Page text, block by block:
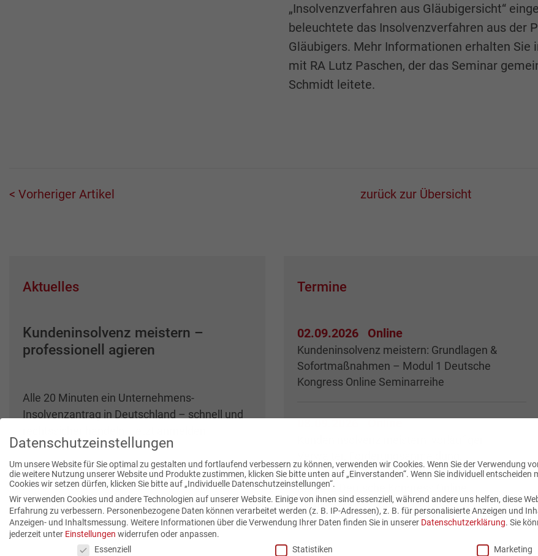
„Insolvenzverfahren aus Gläubigersicht“
beleuchtete das Insolvenzverfahren aus der
Gläubigers. Mehr Informationen erhalten Sie
mit RA Lutz Paschen, der das Seminar
Schmidt leitete.
< Vorheriger Artikel zurück zur Übersicht
Aktuelles
Kundeninsolvenz meistern –
professionell agieren
Alle 20 Minuten ein Unternehmens-
Insolvenzantrag in Deutschland – schnell und
Termine
02.09.2026 Online
Kundeninsolvenz meistern: Grundlagen &
Sofortmaßnahmen – Modul 1 Deutsche
Kongress Online Seminarreihe
08.09.2026Online
Sicherungsrechte, schwebende Verträge –
Modul 2 Deutsche Kongress Online
Seminarreihe
Datenschutzeinstellungen
Um unsere Website für Sie optimal zu gestalten und fortlaufend verbessern zu können, verwenden wir Cookies. Wenn Sie der Verwendung
die weitere Nutzung unserer Website und Produkte zustimmen, klicken Sie bitte unten auf „Einverstanden“. Wenn Sie individuell entscheiden
Cookies wir setzen dürfen, klicken Sie bitte auf „Individuelle Datenschutzeinstellungen“.
Wir verwenden Cookies und andere Technologien auf unserer Website. Einige von ihnen sind essenziell, während andere uns helfen, diese
Erfahrung zu verbessern. Personenbezogene Daten können verarbeitet werden (z. B. IP-Adressen), z. B. für personalisierte Anzeigen und
Anzeigen- und Inhaltsmessung. Weitere Informationen über die Verwendung Ihrer Daten finden Sie in unserer Datenschutzerklärung. Sie
jederzeit unter Einstellungen widerrufen oder anpassen.
DatenschutzeinstellungenEssenziell Statistiken Marketing